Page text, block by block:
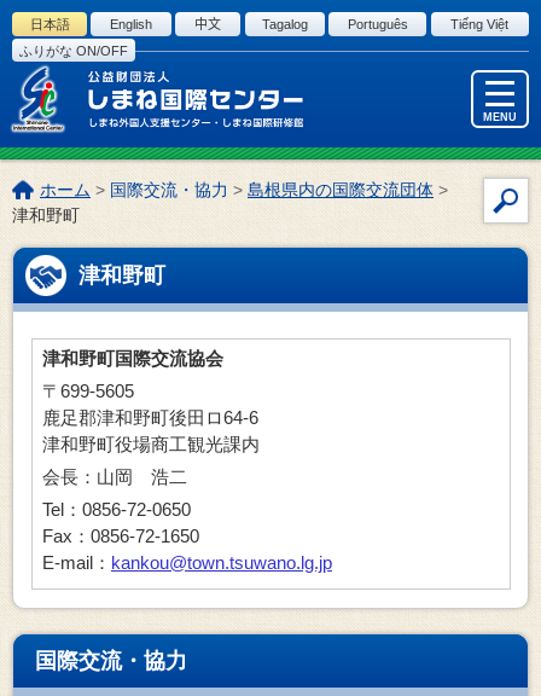
このページの本文へ
日本語 English 中文 Tagalog Português
Tiếng Việt
ふりがな ON/OFF
MENU
イ
索
こ
の
ペ
ー
ジ
の
ホーム > 国際交流・協力 >島根県内の国際交流団体 >
津和野町
津和野町
津和野町国際交流協会
〒699-5605
鹿足郡津和野町後田ロ64-6
津和野町役場商工観光課内
会長：山岡 浩二
Tel：0856-72-0650
Fax：0856-72-1650
E-mail： kankou@town.tsuwano.lg.jp
国際交流・協力